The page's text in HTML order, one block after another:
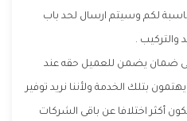
لكم وسيتم ارسال لحد باب
والتركيب .
ضمان يضمن للعميل حقه عند
بتلك الخدمة ولأننا نريد توفير
أكثر اختلافا عن باقى الشركات